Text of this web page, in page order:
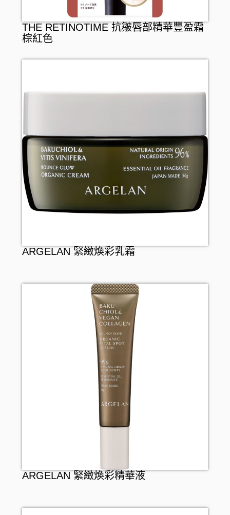
HITS DIFFERENT
BEAUSTER
INJESK
皮膚護理
急救護理
防疫口罩
男士護膚
個人護理
身體護理
頭髮造型
頭髮配件
口腔護理
牙線
假牙護理
貼身衣物
醫療用品
介護用品
保暖用品
THE RETINOTIME 抗皺唇部精華豐盈霜
棕紅色
ARGELAN 緊緻煥彩乳霜
ARGELAN 緊緻煥彩精華液